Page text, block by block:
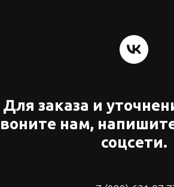
Для заказа и
нам,
соцсети.